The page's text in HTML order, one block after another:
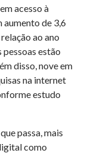
acesso à
aumento de 3,6
ao ano
pessoas estão
disso, nove em
na internet
estudo
passa, mais
como